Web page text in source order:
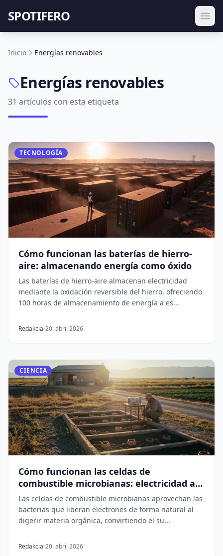
SPOTIFERO
Inicio Energías renovables
Energías renovables
31 artículos con esta etiqueta
TECNOLOGÍA
Cómo funcionan las baterías de hierro-
aire: almacenando energía como óxido
Las baterías de hierro-aire almacenan electricidad
mediante la oxidación reversible del hierro, ofreciendo
100 horas de almacenamiento de energía a es...
Redakcia 20. abril 2026
CIENCIA
Cómo funcionan las celdas de
combustible microbianas: electricidad a
partir de la tierra
Las celdas de combustible microbianas aprovechan las
bacterias que liberan electrones de forma natural al
digerir materia orgánica, convirtiendo el su...
Redakcia 20. abril 2026